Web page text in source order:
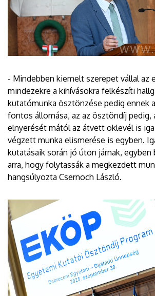
- Mindebben kiemelt szerepet vállal az
mindezekre a kihívásokra felkészíti
kutatómunka ösztönzése pedig ennek
fontos állomása, az az ösztöndíj pedig,
elnyerését mától az átvett oklevél is
végzett munka elismerése is egyben.
kutatásaik során jó úton járnak,
arra, hogy folytassák a megkezdett
hangsúlyozta Csernoch László.